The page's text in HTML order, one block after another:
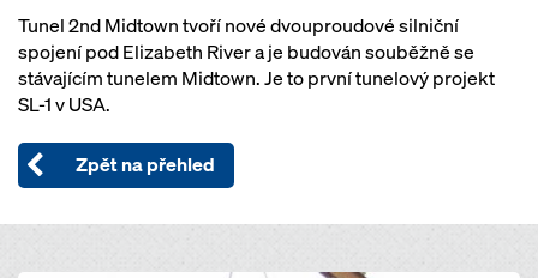
Tunel 2nd Midtown tvoří nové dvouproudové silniční
spojení pod Elizabeth River a je budován souběžně se
stávajícím tunelem Midtown. Je to první tunelový projekt
SL-1 v USA.
Zpět na přehled